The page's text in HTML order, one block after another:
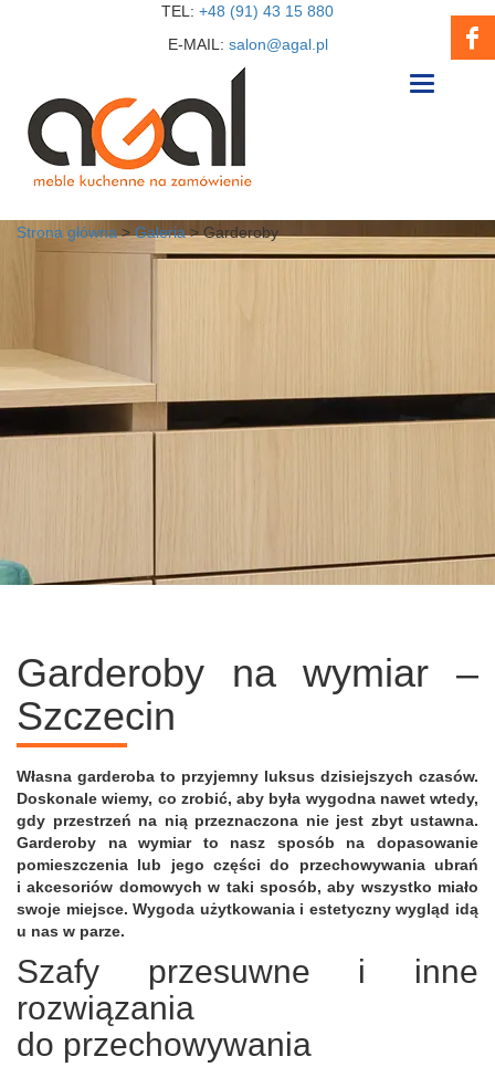
TEL: +48 (91) 43 15 880
E-MAIL: salon@agal.pl
Toggle
Strona główna>Galeria>Garderoby
Garderoby na wymiar –
Szczecin
Własna garderoba to przyjemny luksus dzisiejszych czasów.
Doskonale wiemy, co zrobić, aby była wygodna nawet wtedy,
gdy przestrzeń na nią przeznaczona nie jest zbyt ustawna.
Garderoby na wymiar to nasz sposób na dopasowanie
pomieszczenia lub jego części do przechowywania ubrań
i akcesoriów domowych w taki sposób, aby wszystko miało
swoje miejsce. Wygoda użytkowania i estetyczny wygląd idą
u nas w parze.
Szafy przesuwne i inne
rozwiązania
do przechowywania